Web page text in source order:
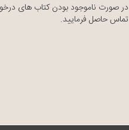
در صورت ناموجود بودن کتاب های
تماس حاصل فرمایید.